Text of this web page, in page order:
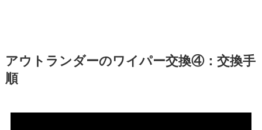
アウトランダーのワイパー交換④：交換手
順